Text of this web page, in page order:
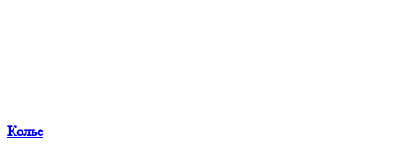
Колье